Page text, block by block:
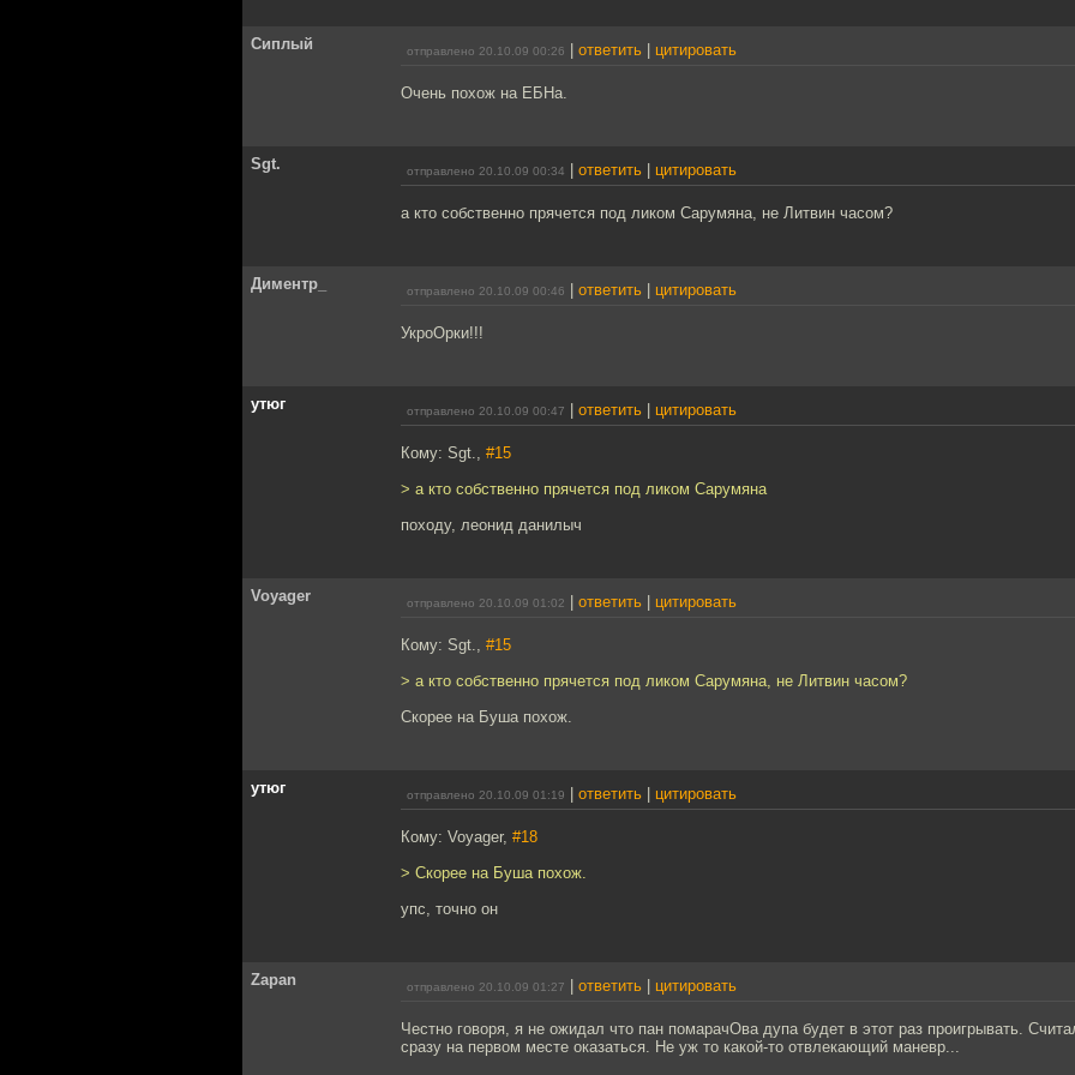
Сиплый отправлено 20.10.09 00:26 ответить цитировать
Очень похож на ЕБНа.
Sgt. отправлено 20.10.09 00:34 ответить цитировать
а кто собственно прячется под ликом Сарумяна, не Литвин часом?
Диментр_ отправлено 20.10.09 00:46 ответить цитировать
УкроОрки!!!
утюг отправлено 20.10.09 00:47 ответить цитировать
Кому: Sgt., #15
> а кто собственно прячется под ликом Сарумяна
походу, леонид данилыч
Voyager отправлено 20.10.09 01:02 ответить цитировать
Кому: Sgt., #15
> а кто собственно прячется под ликом Сарумяна, не Литвин часом?
Скорее на Буша похож.
утюг отправлено 20.10.09 01:19 ответить цитировать
Кому: Voyager, #18
> Скорее на Буша похож.
упс, точно он
Zapan отправлено 20.10.09 01:27 ответить цитировать
Честно говоря, я не ожидал что пан помарачОва дупа будет в этот раз проигрывать.
сразу на первом месте оказаться. Не уж то какой-то отвлекающий маневр...